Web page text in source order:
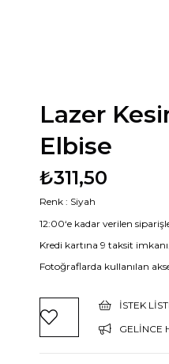
Lazer
Elbise
₺311,50
Renk : Siyah
12:00‘e kadar verilen
Kredi kartına 9 taksit imkanı.
Fotoğraflarda kullanılan
İSTEK
GELINCE